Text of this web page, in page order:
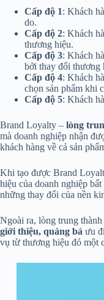
Cấp độ 1: Khách
do.
Cấp độ 2: Khách
thương hiệu.
Cấp độ 3: Khách
bởi thay đổi thương
Cấp độ 4: Khách
chọn sản phẩm khi
Cấp độ 5: Khách
Brand Loyalty – lòng
mà doanh nghiệp nhận
khách hàng về cả sản
Khi tạo được Brand
hiệu của doanh nghiệp
những thay đổi của nền
Ngoài ra, lòng trung
giới thiệu, quảng bá ưu
vụ từ thương hiệu đó một